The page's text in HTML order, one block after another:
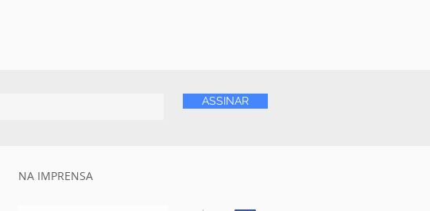
ASSINAR
NA IMPRENSA